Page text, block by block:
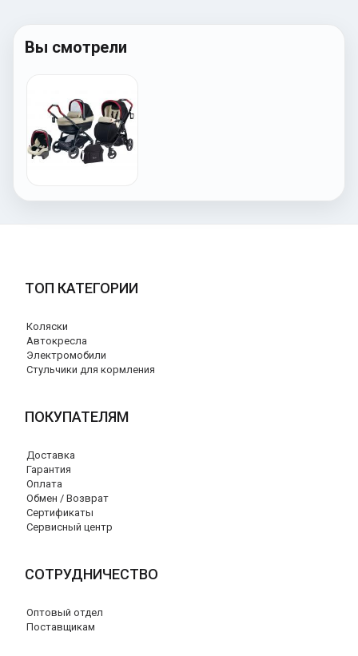
Вы смотрели
ТОП КАТЕГОРИИ
Коляски
Автокресла
Электромобили
Стульчики для кормления
ПОКУПАТЕЛЯМ
Доставка
Гарантия
Оплата
Обмен / Возврат
Сертификаты
Сервисный центр
СОТРУДНИЧЕСТВО
Оптовый отдел
Поставщикам